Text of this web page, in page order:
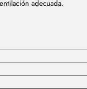
adecuada.